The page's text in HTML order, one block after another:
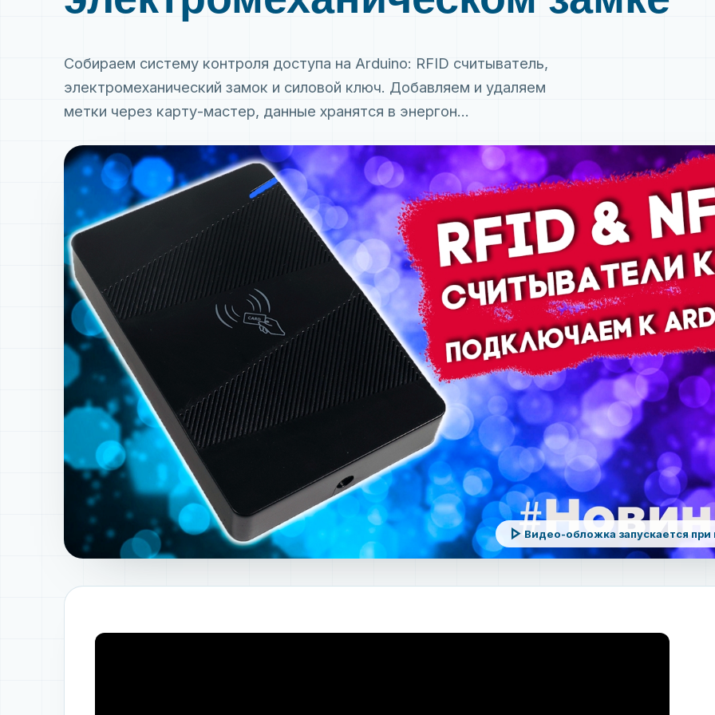
Собираем систему контроля доступа на Arduino: RFID считыватель,
электромеханический замок и силовой ключ. Добавляем и удаляем
метки через карту-мастер, данные хранятся в энергон...
play_arrow Видео-обложка запускается